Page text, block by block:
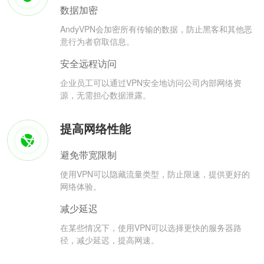
数据加密
AndyVPN会加密所有传输的数据，防止黑客和其他恶
意行为者窃取信息。
安全远程访问
企业员工可以通过VPN安全地访问公司内部网络资
源，无需担心数据泄露。
提高网络性能
避免带宽限制
使用VPN可以隐藏流量类型，防止限速，提供更好的
网络体验。
减少延迟
在某些情况下，使用VPN可以选择更快的服务器路
径，减少延迟，提高网速。